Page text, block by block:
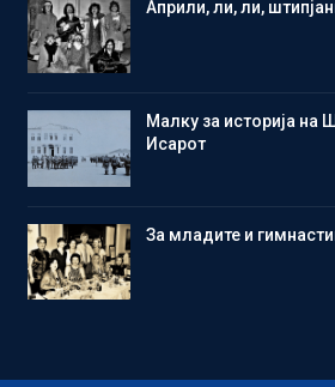
Aприли, ли, ли,
Малку за историја на
Исарот
Зa младите и